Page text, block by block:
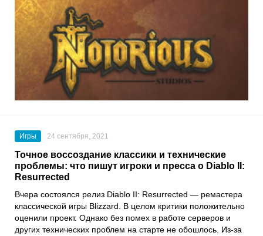
Игры 24 сентября, 2021
Точное воссоздание классики и технические
проблемы: что пишут игроки и пресса о Diablo II:
Resurrected
Вчера состоялся релиз Diablo II: Resurrected — ремастера
классической игры Blizzard. В целом критики положительно
оценили проект. Однако без помех в работе серверов и
других технических проблем на старте не обошлось. Из-за